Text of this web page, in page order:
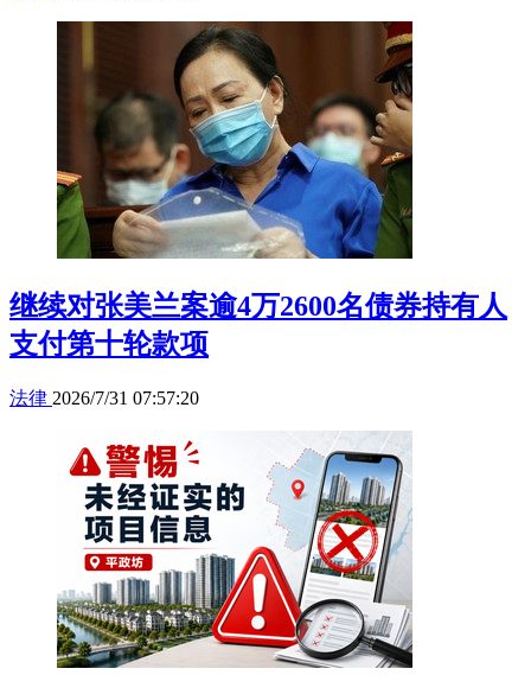
继续对张美兰案逾4万2600名债券持有人
支付第十轮款项
法律 2026/7/31 07:57:20